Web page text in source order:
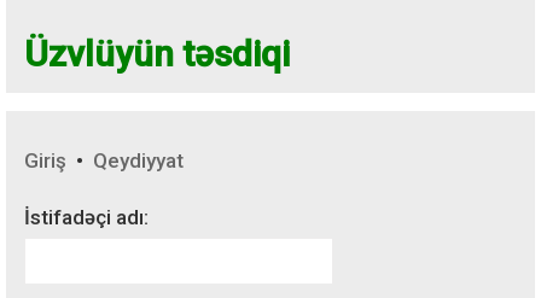
Üzvlüyün təsdiqi
Giriş • Qeydiyyat
İstifadəçi adı: